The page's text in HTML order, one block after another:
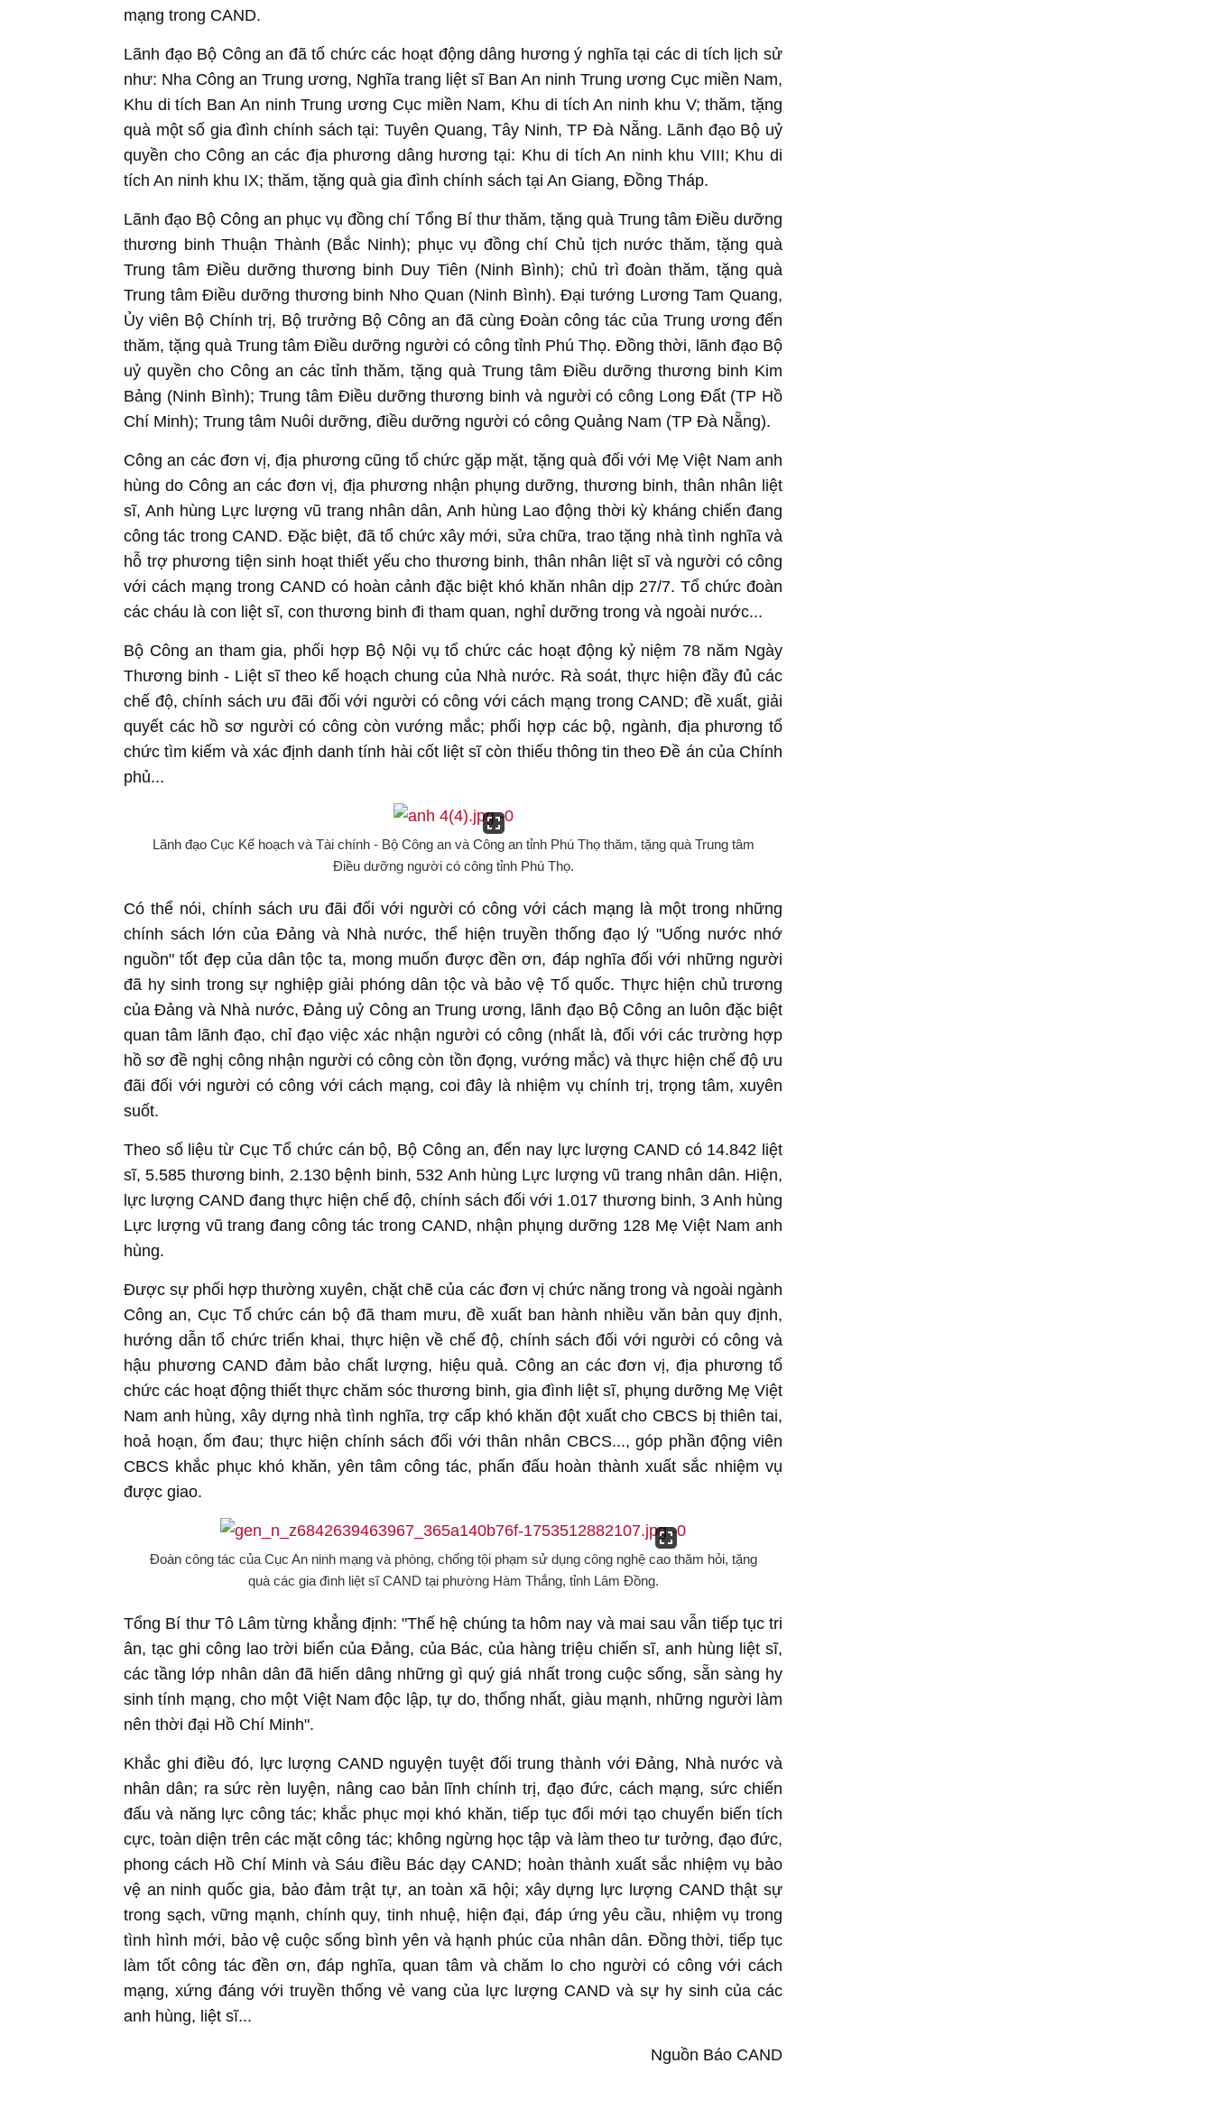
mạng trong CAND.
Lãnh đạo Bộ Công an đã tổ chức các hoạt động dâng hương ý nghĩa tại các di tích lịch sử
như: Nha Công an Trung ương, Nghĩa trang liệt sĩ Ban An ninh Trung ương Cục miền Nam,
Khu di tích Ban An ninh Trung ương Cục miền Nam, Khu di tích An ninh khu V; thăm, tặng
quà một số gia đình chính sách tại: Tuyên Quang, Tây Ninh, TP Đà Nẵng. Lãnh đạo Bộ uỷ
quyền cho Công an các địa phương dâng hương tại: Khu di tích An ninh khu VIII; Khu di
tích An ninh khu IX; thăm, tặng quà gia đình chính sách tại An Giang, Đồng Tháp.
Lãnh đạo Bộ Công an phục vụ đồng chí Tổng Bí thư thăm, tặng quà Trung tâm Điều dưỡng
thương binh Thuận Thành (Bắc Ninh); phục vụ đồng chí Chủ tịch nước thăm, tặng quà
Trung tâm Điều dưỡng thương binh Duy Tiên (Ninh Bình); chủ trì đoàn thăm, tặng quà
Trung tâm Điều dưỡng thương binh Nho Quan (Ninh Bình). Đại tướng Lương Tam Quang,
Ủy viên Bộ Chính trị, Bộ trưởng Bộ Công an đã cùng Đoàn công tác của Trung ương đến
thăm, tặng quà Trung tâm Điều dưỡng người có công tỉnh Phú Thọ. Đồng thời, lãnh đạo Bộ
uỷ quyền cho Công an các tỉnh thăm, tặng quà Trung tâm Điều dưỡng thương binh Kim
Bảng (Ninh Bình); Trung tâm Điều dưỡng thương binh và người có công Long Đất (TP Hồ
Chí Minh); Trung tâm Nuôi dưỡng, điều dưỡng người có công Quảng Nam (TP Đà Nẵng).
Công an các đơn vị, địa phương cũng tổ chức gặp mặt, tặng quà đối với Mẹ Việt Nam anh
hùng do Công an các đơn vị, địa phương nhận phụng dưỡng, thương binh, thân nhân liệt
sĩ, Anh hùng Lực lượng vũ trang nhân dân, Anh hùng Lao động thời kỳ kháng chiến đang
công tác trong CAND. Đặc biệt, đã tổ chức xây mới, sửa chữa, trao tặng nhà tình nghĩa và
hỗ trợ phương tiện sinh hoạt thiết yếu cho thương binh, thân nhân liệt sĩ và người có công
với cách mạng trong CAND có hoàn cảnh đặc biệt khó khăn nhân dịp 27/7. Tổ chức đoàn
các cháu là con liệt sĩ, con thương binh đi tham quan, nghỉ dưỡng trong và ngoài nước...
Bộ Công an tham gia, phối hợp Bộ Nội vụ tổ chức các hoạt động kỷ niệm 78 năm Ngày
Thương binh - Liệt sĩ theo kế hoạch chung của Nhà nước. Rà soát, thực hiện đầy đủ các
chế độ, chính sách ưu đãi đối với người có công với cách mạng trong CAND; đề xuất, giải
quyết các hồ sơ người có công còn vướng mắc; phối hợp các bộ, ngành, địa phương tổ
chức tìm kiếm và xác định danh tính hài cốt liệt sĩ còn thiếu thông tin theo Đề án của Chính
phủ...
Lãnh đạo Cục Kế hoạch và Tài chính - Bộ Công an và Công an tỉnh Phú Thọ thăm, tặng quà Trung tâm
Điều dưỡng người có công tỉnh Phú Thọ.
Có thể nói, chính sách ưu đãi đối với người có công với cách mạng là một trong những
chính sách lớn của Đảng và Nhà nước, thể hiện truyền thống đạo lý "Uống nước nhớ
nguồn" tốt đẹp của dân tộc ta, mong muốn được đền ơn, đáp nghĩa đối với những người
đã hy sinh trong sự nghiệp giải phóng dân tộc và bảo vệ Tổ quốc. Thực hiện chủ trương
của Đảng và Nhà nước, Đảng uỷ Công an Trung ương, lãnh đạo Bộ Công an luôn đặc biệt
quan tâm lãnh đạo, chỉ đạo việc xác nhận người có công (nhất là, đối với các trường hợp
hồ sơ đề nghị công nhận người có công còn tồn đọng, vướng mắc) và thực hiện chế độ ưu
đãi đối với người có công với cách mạng, coi đây là nhiệm vụ chính trị, trọng tâm, xuyên
suốt.
Theo số liệu từ Cục Tổ chức cán bộ, Bộ Công an, đến nay lực lượng CAND có 14.842 liệt
sĩ, 5.585 thương binh, 2.130 bệnh binh, 532 Anh hùng Lực lượng vũ trang nhân dân. Hiện,
lực lượng CAND đang thực hiện chế độ, chính sách đối với 1.017 thương binh, 3 Anh hùng
Lực lượng vũ trang đang công tác trong CAND, nhận phụng dưỡng 128 Mẹ Việt Nam anh
hùng.
Được sự phối hợp thường xuyên, chặt chẽ của các đơn vị chức năng trong và ngoài ngành
Công an, Cục Tổ chức cán bộ đã tham mưu, đề xuất ban hành nhiều văn bản quy định,
hướng dẫn tổ chức triển khai, thực hiện về chế độ, chính sách đối với người có công và
hậu phương CAND đảm bảo chất lượng, hiệu quả. Công an các đơn vị, địa phương tổ
chức các hoạt động thiết thực chăm sóc thương binh, gia đình liệt sĩ, phụng dưỡng Mẹ Việt
Nam anh hùng, xây dựng nhà tình nghĩa, trợ cấp khó khăn đột xuất cho CBCS bị thiên tai,
hoả hoạn, ốm đau; thực hiện chính sách đối với thân nhân CBCS..., góp phần động viên
CBCS khắc phục khó khăn, yên tâm công tác, phấn đấu hoàn thành xuất sắc nhiệm vụ
được giao.
Đoàn công tác của Cục An ninh mạng và phòng, chống tội phạm sử dụng công nghệ cao thăm hỏi, tặng
quà các gia đình liệt sĩ CAND tại phường Hàm Thắng, tỉnh Lâm Đồng.
Tổng Bí thư Tô Lâm từng khẳng định: "Thế hệ chúng ta hôm nay và mai sau vẫn tiếp tục tri
ân, tạc ghi công lao trời biển của Đảng, của Bác, của hàng triệu chiến sĩ, anh hùng liệt sĩ,
các tầng lớp nhân dân đã hiến dâng những gì quý giá nhất trong cuộc sống, sẵn sàng hy
sinh tính mạng, cho một Việt Nam độc lập, tự do, thống nhất, giàu mạnh, những người làm
nên thời đại Hồ Chí Minh".
Khắc ghi điều đó, lực lượng CAND nguyện tuyệt đối trung thành với Đảng, Nhà nước và
nhân dân; ra sức rèn luyện, nâng cao bản lĩnh chính trị, đạo đức, cách mạng, sức chiến
đấu và năng lực công tác; khắc phục mọi khó khăn, tiếp tục đổi mới tạo chuyển biến tích
cực, toàn diện trên các mặt công tác; không ngừng học tập và làm theo tư tưởng, đạo đức,
phong cách Hồ Chí Minh và Sáu điều Bác dạy CAND; hoàn thành xuất sắc nhiệm vụ bảo
vệ an ninh quốc gia, bảo đảm trật tự, an toàn xã hội; xây dựng lực lượng CAND thật sự
trong sạch, vững mạnh, chính quy, tinh nhuệ, hiện đại, đáp ứng yêu cầu, nhiệm vụ trong
tình hình mới, bảo vệ cuộc sống bình yên và hạnh phúc của nhân dân. Đồng thời, tiếp tục
làm tốt công tác đền ơn, đáp nghĩa, quan tâm và chăm lo cho người có công với cách
mạng, xứng đáng với truyền thống vẻ vang của lực lượng CAND và sự hy sinh của các
anh hùng, liệt sĩ...
Nguồn Báo CAND